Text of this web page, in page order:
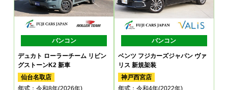
バンコン
デュカト ローラーチーム リビン
グストーンK2 新車
仙台名取店
バンコン
ベンツ フジカーズジャパン ヴァ
リス 新規架装
神戸西宮店